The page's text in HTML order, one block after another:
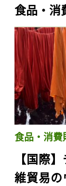
食品・消
食品・消
【国際
維貿易